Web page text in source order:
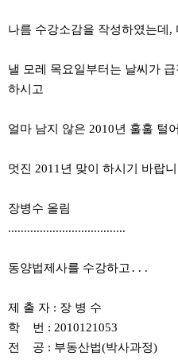
나름 수강소감을 작성하였는데,
낼 모레 목요일부터는 날씨가
하시고
얼마 남지 않은 2010년 훌훌 털
멋진 2011년 맞이 하시기 바랍
장병수 올림
.....................................
동양법제사를 수강하고․․․
제 출 자 : 장 병 수
학 번 : 2010121053
전 공 : 부동산법(박사과정)